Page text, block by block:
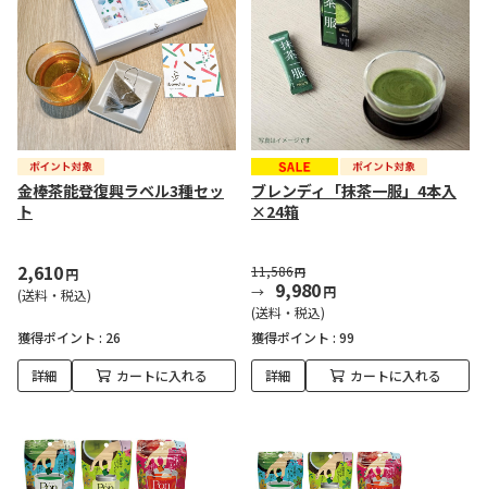
金棒茶能登復興ラベル3種セッ
ト
2,610円
(送料・税込)
獲得ポイント : 26
詳細 カートに入れる
ブレンディ「抹茶一服」4本入
×24箱
11,586円
9,980円
(送料・税込)
獲得ポイント : 99
詳細 カートに入れる